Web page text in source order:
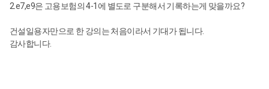
2.e7,e9은 고용보험의 4-1에 별도로 구분해서 기록하는게 맞을까요?
건설일용자만으로 한 강의는 처음이라서 기대가 됩니다.
감사합니다.